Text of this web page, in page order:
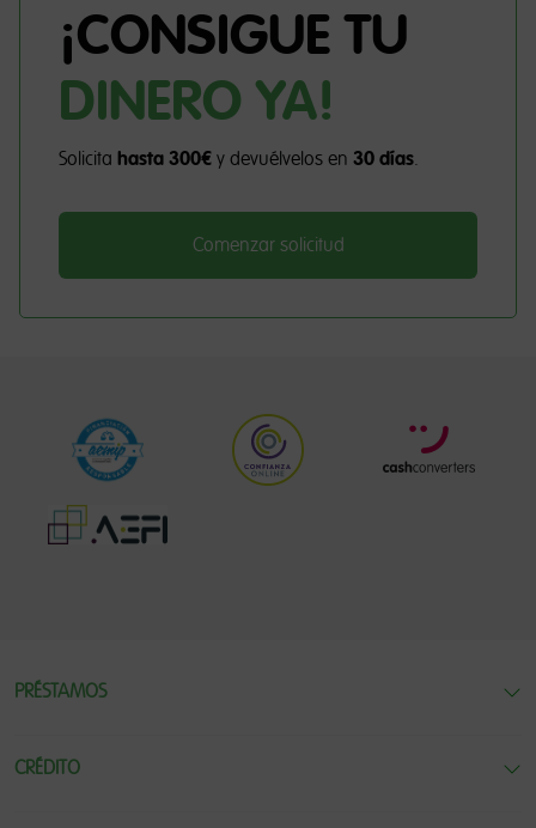
¡CONSIGUE TU
DINERO YA!
Solicita hasta 300€ y devuélvelos en 30 días.
Comenzar solicitud
PRÉSTAMOS
CRÉDITO